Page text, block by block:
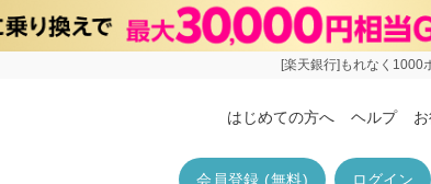
[楽天銀行]もれなく1000
はじめての方へ ヘルプ
ログイン
会員登録 (無料)